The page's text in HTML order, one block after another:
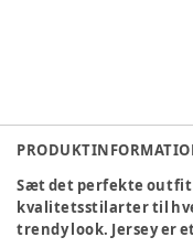
Sæt det perfekte outfit
kvalitetsstilarter til
trendy look. Jersey er